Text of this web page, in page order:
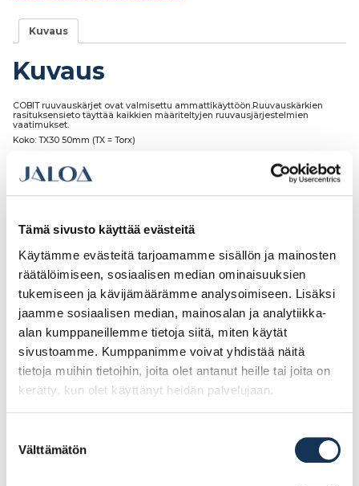
Tämä sivusto käyttää evästeitä
Käytämme evästeitä tarjoamamme sisällön ja mainosten
räätälöimiseen, sosiaalisen median ominaisuuksien
tukemiseen ja kävijämäärämme analysoimiseen. Lisäksi
jaamme sosiaalisen median, mainosalan ja analytiikka-
alan kumppaneillemme tietoja siitä, miten käytät
sivustoamme. Kumppanimme voivat yhdistää näitä
tietoja muihin tietoihin, joita olet antanut heille tai joita on
kerätty, kun olet käyttänyt heidän palvelujaan.
valinta
Välttämätön
Kuvaus
Kuvaus
COBIT ruuvauskärjet ovat valmisettu ammattikäyttöön.Ruuvauskärkien
rasituksensieto täyttää kaikkien määriteltyjen ruuvausjärjestelmien
vaatimukset.
Koko: TX30 50mm (TX = Torx)
Tutustu myös